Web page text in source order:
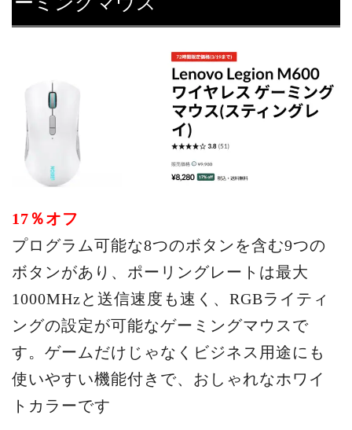
17％オフ
プログラム可能な8つのボタンを含む9つの
ボタンがあり、ポーリングレートは最大
1000MHzと送信速度も速く、RGBライティ
ングの設定が可能なゲーミングマウスで
す。ゲームだけじゃなくビジネス用途にも
使いやすい機能付きで、おしゃれなホワイ
トカラーです